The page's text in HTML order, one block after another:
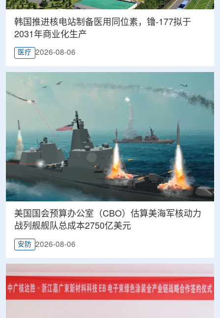
韩国推进核电站制备医用同位素，镥-177拟于
2031年商业化生产
医疗 2026-08-06
美国国会预算办公室（CBO）估算美海军核动力
战列舰舰队总成本2750亿美元
安防 2026-08-06